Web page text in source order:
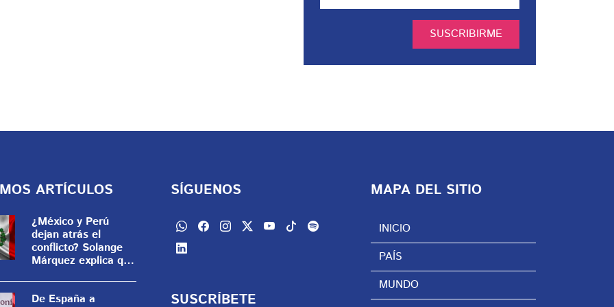
SUSCRIBIRME
ARTÍCULOS
¿México y Perú
dejan atrás el
conflicto? Solange
Márquez explica qué
De España a
SÍGUENOS
SUSCRÍBETE
MAPA DEL SITIO
INICIO
PAÍS
MUNDO